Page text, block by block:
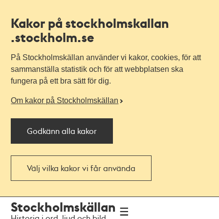
Kakor på stockholmskallan
.stockholm.se
På Stockholmskällan använder vi kakor, cookies, för att
sammanställa statistik och för att webbplatsen ska
fungera på ett bra sätt för dig.
Om kakor på Stockholmskällan
Godkänn alla kakor
Välj vilka kakor vi får använda
navigationen
huvudinnehållet
Stockholmskällan